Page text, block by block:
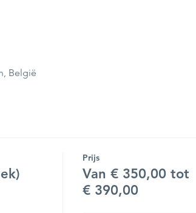
België
Prijs
Van € 350,00 tot
€ 390,00